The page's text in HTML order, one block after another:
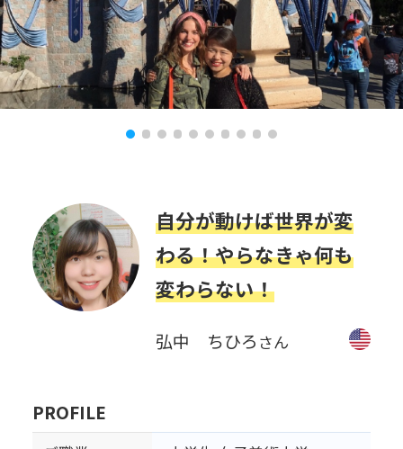
自分が動けば世界が変
わる！やらなきゃ何も
変わらない！
弘中 ちひろ さん
PROFILE